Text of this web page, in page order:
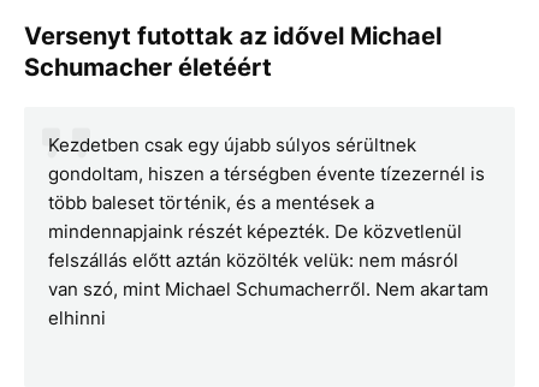
Versenyt futottak az idővel Michael
Schumacher életéért
Kezdetben csak egy újabb súlyos sérültnek
gondoltam, hiszen a térségben évente tízezernél is
több baleset történik, és a mentések a
mindennapjaink részét képezték. De közvetlenül
felszállás előtt aztán közölték velük: nem másról
van szó, mint Michael Schumacherről. Nem akartam
elhinni